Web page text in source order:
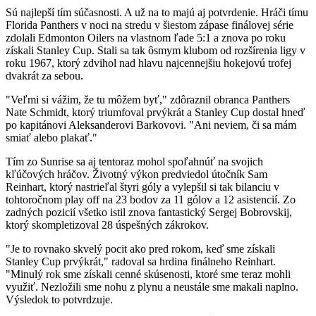
Sú najlepší tím súčasnosti. A už na to majú aj potvrdenie. Hráči tímu
Florida Panthers v noci na stredu v šiestom zápase finálovej série
zdolali Edmonton Oilers na vlastnom ľade 5:1 a znova po roku
získali Stanley Cup. Stali sa tak ôsmym klubom od rozšírenia ligy v
roku 1967, ktorý zdvihol nad hlavu najcennejšiu hokejovú trofej
dvakrát za sebou.
"Veľmi si vážim, že tu môžem byť," zdôraznil obranca Panthers
Nate Schmidt, ktorý triumfoval prvýkrát a Stanley Cup dostal hneď
po kapitánovi Aleksanderovi Barkovovi. "Ani neviem, či sa mám
smiať alebo plakať."
Tím zo Sunrise sa aj tentoraz mohol spoľahnúť na svojich
kľúčových hráčov. Životný výkon predviedol útočník Sam
Reinhart, ktorý nastrieľal štyri góly a vylepšil si tak bilanciu v
tohtoročnom play off na 23 bodov za 11 gólov a 12 asistencií. Zo
zadných pozicií všetko istil znova fantastický Sergej Bobrovskij,
ktorý skompletizoval 28 úspešných zákrokov.
"Je to rovnako skvelý pocit ako pred rokom, keď sme získali
Stanley Cup prvýkrát," radoval sa hrdina finálneho Reinhart.
"Minulý rok sme získali cenné skúsenosti, ktoré sme teraz mohli
využiť. Nezložili sme nohu z plynu a neustále sme makali naplno.
Výsledok to potvrdzuje.